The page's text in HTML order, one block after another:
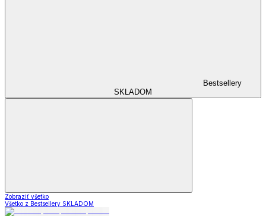
Bestsellery
SKLADOM
Zobraziť všetko
Všetko z Bestsellery SKLADOM